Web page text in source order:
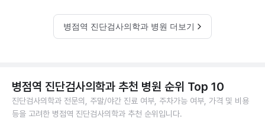
병점역 진단검사의학과 병원 더보기
병점역 진단검사의학과 추천 병원 순위 Top 10
진단검사의학과 전문의, 주말/야간 진료 여부, 주차가능 여부, 가격 및 비용
등을 고려한 병점역 진단검사의학과 추천 순위입니다.